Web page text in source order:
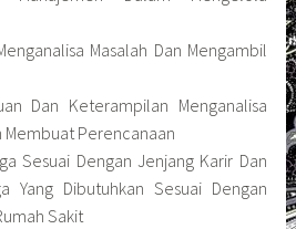
Masalah Dan Mengambil
Dan Keterampilan Menganalisa
Membuat Perencanaan
Sesuai Dengan Jenjang Karir Dan
Yang Dibutuhkan Sesuai Dengan
Sakit